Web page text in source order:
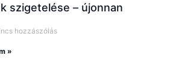
szigetelése – újonnan
hozzászólás
»